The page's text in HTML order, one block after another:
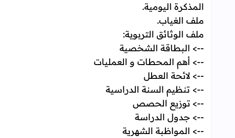
المذكرة اليومية.
ملف الغياب.
ملف الوثائق التربوية:
--> البطاقة الشخصية
--> أهم المحطات و العمليات
--> لائحة العطل
--> تنظيم السنة الدراسية
--> توزيع الحصص
--> جدول الدراسة
--> المواظبة الشهرية